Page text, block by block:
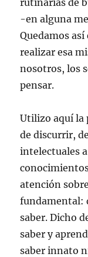
rutinarias de
-en alguna
Quedamos
realizar esa
nosotros, los
pensar.
Utilizo aquí la
de discurrir,
intelectuales
atención
fundamental:
saber. Dicho
saber y
saber innato